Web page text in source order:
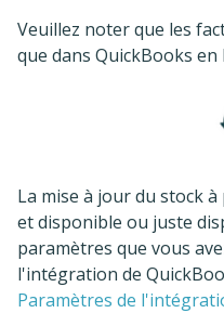
Veuillez noter que les
que dans QuickBooks en
La mise à jour du stock
et disponible ou juste
paramètres que vous
l'intégration de
Paramètres de